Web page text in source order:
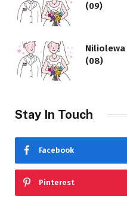
(09)
Niliolewa
(08)
Stay In Touch
Facebook
Pinterest